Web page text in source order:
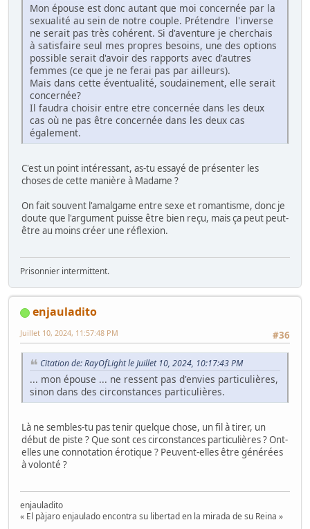
Mon épouse est donc autant que moi concernée par la
sexualité au sein de notre couple. Prétendre l'inverse
ne serait pas très cohérent. Si d'aventure je cherchais
à satisfaire seul mes propres besoins, une des options
possible serait d'avoir des rapports avec d'autres
femmes (ce que je ne ferai pas par ailleurs).
Mais dans cette éventualité, soudainement, elle serait
concernée?
Il faudra choisir entre etre concernée dans les deux
cas où ne pas être concernée dans les deux cas
également.
C'est un point intéressant, as-tu essayé de présenter les
choses de cette manière à Madame ?
On fait souvent l'amalgame entre sexe et romantisme, donc je
doute que l'argument puisse être bien reçu, mais ça peut peut-
être au moins créer une réflexion.
Prisonnier intermittent.
enjauladito
#36
Juillet 10, 2024, 11:57:48 PM
Citation de: RayOfLight le Juillet 10, 2024, 10:17:43 PM
... mon épouse ... ne ressent pas d'envies particulières,
sinon dans des circonstances particulières.
Là ne sembles-tu pas tenir quelque chose, un fil à tirer, un
début de piste ? Que sont ces circonstances particulières ? Ont-
elles une connotation érotique ? Peuvent-elles être générées
à volonté ?
enjauladito
« El pàjaro enjaulado encontra su libertad en la mirada de su Reina »